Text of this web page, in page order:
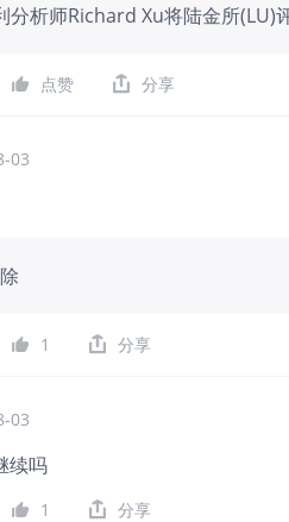
析师Richard Xu将陆金所
头了，他认为在目前的水平有
点赞 分享
03
1 分享
03
续吗
1 分享